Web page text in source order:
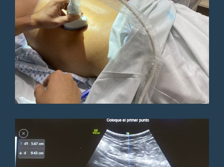
Muy profesional a sacado
adelante a mi familiar no como
doctores anteriores que la
atendían en el mismo hospital
Paciente